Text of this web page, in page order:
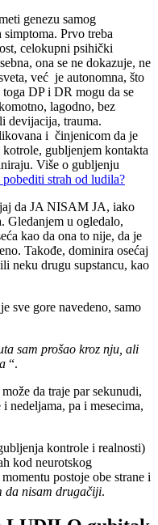
genezu samog
Prvo treba
celokupni psihički
ona se ne dokazuje, ne
već je autonomna, što
DP i DR mogu da se
lagodno, bez
devijacija, trauma.
i činjenicom da je
gubljenjem kontakta
Više o gubljenju
pobediti strah od ludila?
da JA NISAM JA, iako
Gledanjem u ogledalo,
kao da ona to nije, da je
Takođe, dominira osećaj
neku drugu supstancu, kao
sve gore navedeno, samo
sam prošao kroz nju, ali
“.
da traje par sekunudi,
nedeljama, pa i mesecima,
kontrole i realnosti)
kod neurotskog
postoje obe strane i
da nisam drugačiji.